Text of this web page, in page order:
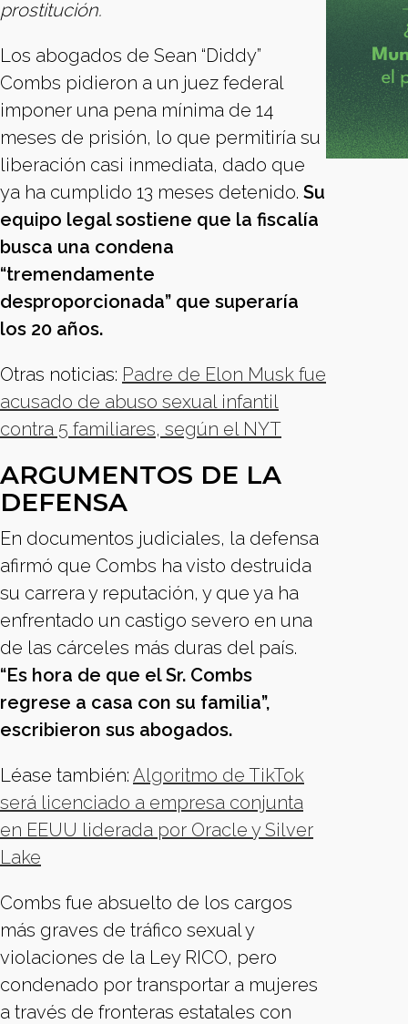
prostitución.
Los abogados de Sean “Diddy”
Combs pidieron a un juez federal
imponer una pena mínima de 14
meses de prisión, lo que permitiría su
liberación casi inmediata, dado que
ya ha cumplido 13 meses detenido. Su
equipo legal sostiene que la fiscalía
busca una condena
“tremendamente
desproporcionada” que superaría
los 20 años.
Otras noticias: Padre de Elon Musk fue
acusado de abuso sexual infantil
contra 5 familiares, según el NYT
ARGUMENTOS DE LA
DEFENSA
En documentos judiciales, la defensa
afirmó que Combs ha visto destruida
su carrera y reputación, y que ya ha
enfrentado un castigo severo en una
de las cárceles más duras del país.
“Es hora de que el Sr. Combs
regrese a casa con su familia”,
escribieron sus abogados.
Léase también: Algoritmo de TikTok
será licenciado a empresa conjunta
en EEUU liderada por Oracle y Silver
Lake
Combs fue absuelto de los cargos
más graves de tráfico sexual y
violaciones de la Ley RICO, pero
condenado por transportar a mujeres
a través de fronteras estatales con